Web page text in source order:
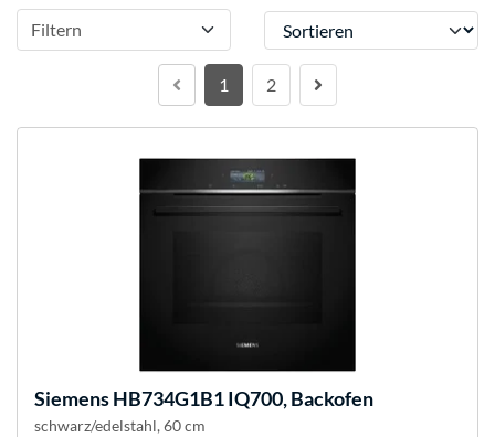
Filtern Sortieren
1 2
SiemensHB734G1B1 IQ700, Backofen
schwarz/edelstahl, 60 cm